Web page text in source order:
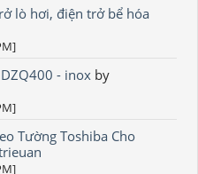
lò hơi, điện trở bể hóa
- inox by
Tường Toshiba Cho